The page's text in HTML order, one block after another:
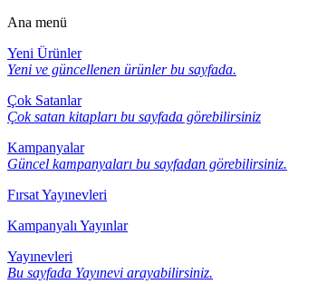
Ana menü
Yeni Ürünler
Yeni ve güncellenen ürünler bu sayfada.
Çok Satanlar
Çok satan kitapları bu sayfada görebilirsiniz
Kampanyalar
Güncel kampanyaları bu sayfadan görebilirsiniz.
Fırsat Yayınevleri
Kampanyalı Yayınlar
Yayınevleri
Bu sayfada Yayınevi arayabilirsiniz.